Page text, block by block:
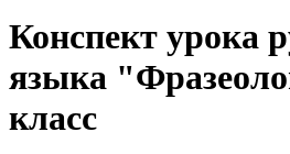
Конспект урока
языка
класс